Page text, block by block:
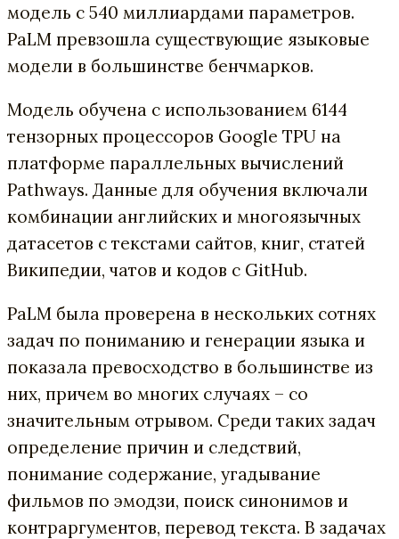
модель с 540 миллиардами параметров.
PaLM превзошла существующие языковые
модели в большинстве бенчмарков.
Модель обучена с использованием 6144
тензорных процессоров Google TPU на
платформе параллельных вычислений
Pathways. Данные для обучения включали
комбинации английских и многоязычных
датасетов с текстами сайтов, книг, статей
Википедии, чатов и кодов с GitHub.
PaLM была проверена в нескольких сотнях
задач по пониманию и генерации языка и
показала превосходство в большинстве из
них, причем во многих случаях – со
значительным отрывом. Среди таких задач
определение причин и следствий,
понимание содержание, угадывание
фильмов по эмодзи, поиск синонимов и
контраргументов, перевод текста. В задачах